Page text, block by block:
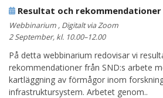
Resultat och rekommendationer
Webbinarium , Digitalt via Zoom
2 September, kl. 10.00–12.00
På detta webbinarium redovisar vi
rekommendationer från SND:s arbete
kartläggning av förmågor inom
infrastruktursystem. Arbetet genom..